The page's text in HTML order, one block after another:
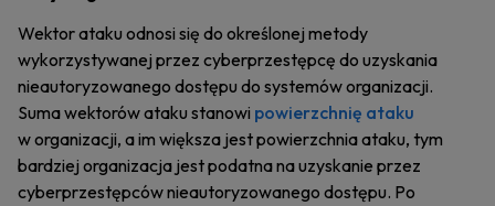
Wektor ataku odnosi się do określonej metody
wykorzystywanej przez cyberprzestępcę do uzyskania
nieautoryzowanego dostępu do systemów organizacji.
Suma wektorów ataku stanowi powierzchnię ataku
w organizacji, a im większa jest powierzchnia ataku, tym
bardziej organizacja jest podatna na uzyskanie przez
cyberprzestępców nieautoryzowanego dostępu. Po